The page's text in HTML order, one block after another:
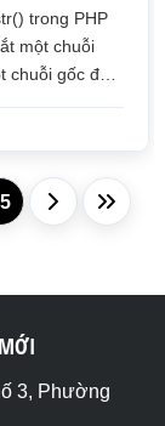
trong PHP
một chuỗi
chuỗi gốc để
3, Phường